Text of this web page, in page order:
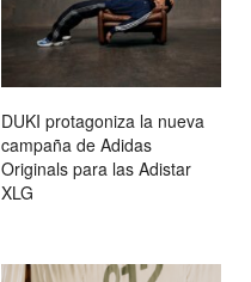
DUKI protagoniza la nueva
campaña de Adidas
Originals para las Adistar
XLG